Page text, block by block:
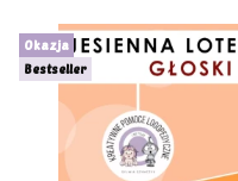
Okazja
Bestseller